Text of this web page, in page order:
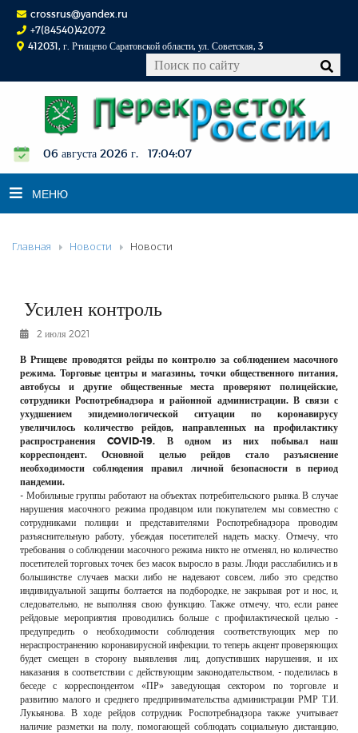
crossrus@yandex.ru
+7(84540)42072
412031, г. Ртищево Саратовской области, ул. Советская, 3
06 августа 2026 г. 17:04:07
МЕНЮ
НОВОСТИ
К СВЕДЕНИЮ
РЕКЛАМОДАТЕЛЯМ
ОБЪЯВЛЕНИЯ
КОНТАКТЫ
Главная Новости Новости
Усилен контроль
2 июля 2021
В Ртищеве проводятся рейды по контролю за соблюдением масочного
режима. Торговые центры и магазины, точки общественного питания,
автобусы и другие общественные места проверяют полицейские,
сотрудники Роспотребнадзора и районной администрации. В связи с
ухудшением эпидемиологической ситуации по коронавирусу
увеличилось количество рейдов, направленных на профилактику
распространения COVID-19. В одном из них побывал наш
корреспондент. Основной целью рейдов стало разъяснение
необходимости соблюдения правил личной безопасности в период
пандемии.
- Мобильные группы работают на объектах потребительского рынка. В случае
нарушения масочного режима продавцом или покупателем мы совместно с
сотрудниками полиции и представителями Роспотребнадзора проводим
разъяснительную работу, убеждая посетителей надеть маску. Отмечу, что
требования о соблюдении масочного режима никто не отменял, но количество
посетителей торговых точек без масок выросло в разы. Люди расслабились и в
большинстве случаев маски либо не надевают совсем, либо это средство
индивидуальной защиты болтается на подбородке, не закрывая рот и нос, и,
следовательно, не выполняя свою функцию. Также отмечу, что, если ранее
рейдовые мероприятия проводились больше с профилактической целью -
предупредить о необходимости соблюдения соответствующих мер по
нераспространению коронавирусной инфекции, то теперь акцент проверяющих
будет смещен в сторону выявления лиц, допустивших нарушения, и их
наказания в соответствии с действующим законодательством, - поделилась в
беседе с корреспондентом «ПР» заведующая сектором по торговле и
развитию малого и среднего предпринимательства администрации РМР Т.И.
Лукьянова. В ходе рейдов сотрудник Роспотребнадзора также учитывает
наличие разметки на полу, помогающей соблюдать социальную дистанцию,